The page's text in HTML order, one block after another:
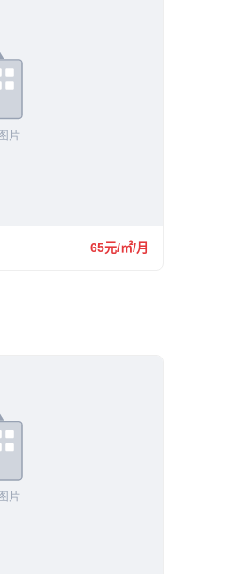
65元/㎡/月